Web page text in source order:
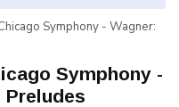
Symphony - Wagner:
Symphony -
Preludes